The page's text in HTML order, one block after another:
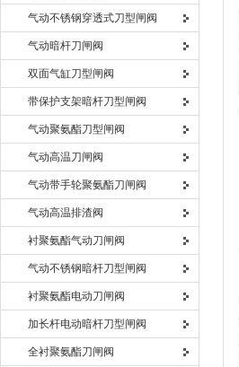
气动不锈钢穿透式刀型闸阀
气动暗杆刀闸阀
双面气缸刀型闸阀
带保护支架暗杆刀型闸阀
气动聚氨酯刀型闸阀
气动高温刀闸阀
气动带手轮聚氨酯刀闸阀
气动高温排渣阀
衬聚氨酯气动刀闸阀
气动不锈钢暗杆刀型闸阀
衬聚氨酯电动刀闸阀
加长杆电动暗杆刀型闸阀
全衬聚氨酯刀闸阀